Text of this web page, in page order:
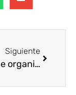
Siguiente
Inneürope organiza el curso “IA práctica para fundaciones: tecnología con propósito social»